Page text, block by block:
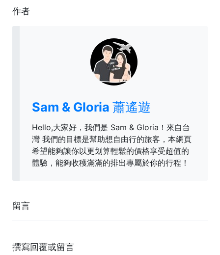
作者
Sam & Gloria 蕭遙遊
Hello,大家好，我們是 Sam & Gloria！來自台
灣 我們的目標是幫助想自由行的旅客，本網頁
希望能夠讓你以更划算輕鬆的價格享受超值的
體驗，能夠收穫滿滿的排出專屬於你的行程！
留言
撰寫回覆或留言